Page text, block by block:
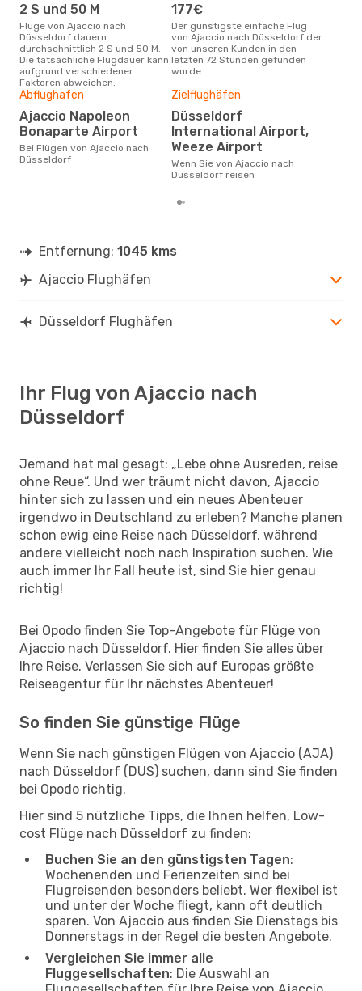
2 S und 50 M
Flüge von Ajaccio nach
Düsseldorf dauern
durchschnittlich 2 S und 50 M.
Die tatsächliche Flugdauer kann
aufgrund verschiedener
Faktoren abweichen.
177€
Der günstigste einfache Flug
von Ajaccio nach Düsseldorf der
von unseren Kunden in den
letzten 72 Stunden gefunden
wurde
Abflughafen
Ajaccio Napoleon
Bonaparte Airport
Bei Flügen von Ajaccio nach
Düsseldorf
Zielflughäfen
Düsseldorf
International Airport,
Weeze Airport
Wenn Sie von Ajaccio nach
Düsseldorf reisen
Entfernung: 1045 kms
Ajaccio Flughäfen
Düsseldorf Flughäfen
Ihr Flug von Ajaccio nach
Düsseldorf
Jemand hat mal gesagt: „Lebe ohne Ausreden, reise
ohne Reue“. Und wer träumt nicht davon, Ajaccio
hinter sich zu lassen und ein neues Abenteuer
irgendwo in Deutschland zu erleben? Manche planen
schon ewig eine Reise nach Düsseldorf, während
andere vielleicht noch nach Inspiration suchen. Wie
auch immer Ihr Fall heute ist, sind Sie hier genau
richtig!
Bei Opodo finden Sie Top-Angebote für Flüge von
Ajaccio nach Düsseldorf. Hier finden Sie alles über
Ihre Reise. Verlassen Sie sich auf Europas größte
Reiseagentur für Ihr nächstes Abenteuer!
So finden Sie günstige Flüge
Wenn Sie nach günstigen Flügen von Ajaccio (AJA)
nach Düsseldorf (DUS) suchen, dann sind Sie finden
bei Opodo richtig.
Hier sind 5 nützliche Tipps, die Ihnen helfen, Low-
cost Flüge nach Düsseldorf zu finden:
Buchen Sie an den günstigsten Tagen:
Wochenenden und Ferienzeiten sind bei
Flugreisenden besonders beliebt. Wer flexibel ist
und unter der Woche fliegt, kann oft deutlich
sparen. Von Ajaccio aus finden Sie Dienstags bis
Donnerstags in der Regel die besten Angebote.
Vergleichen Sie immer alle
Fluggesellschaften: Die Auswahl an